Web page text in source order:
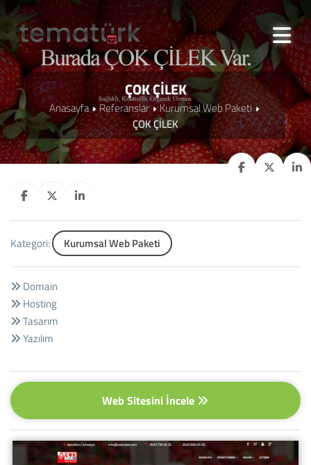
ÇOK ÇİLEK
Anasayfa Referanslar
Kurumsal Web Paketi
ÇOK ÇİLEK
Kategori: Kurumsal Web Paketi
Domain
Hosting
Tasarım
Yazılım
Web Sitesini İncele